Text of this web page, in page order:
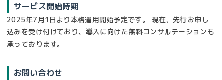
サービス開始時期
2025年7月1日より本格運用開始予定です。 現在、先行お申し
込みを受け付けており、導入に向けた無料コンサルテーションも
承っております。
お問い合わせ